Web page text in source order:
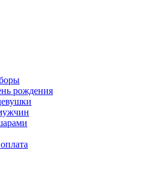
рождения